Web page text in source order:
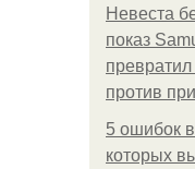
Невеста
показ
против
5 ошибок
которых